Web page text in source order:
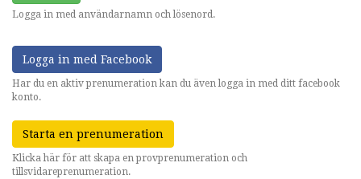
Logga in med användarnamn och lösenord.
Logga in med Facebook
Har du en aktiv prenumeration kan du även logga in med ditt facebook
konto.
Starta en prenumeration
Klicka här för att skapa en provprenumeration och
tillsvidareprenumeration.